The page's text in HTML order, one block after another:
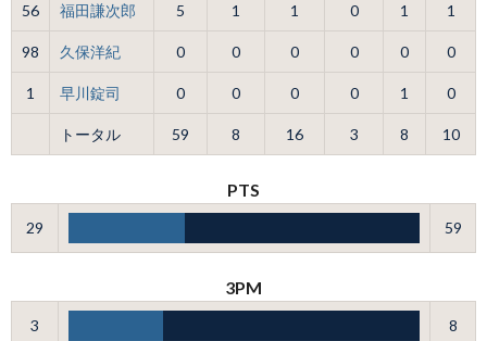
56 福田謙次郎 5 1 1 0 1 1
98 久保洋紀 0 0 0 0 0 0
1 早川錠司 0 0 0 0 1 0
トータル 59 8 16 3 8 10
PTS
29 59
3PM
3 8